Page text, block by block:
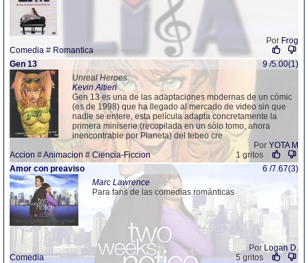
Por Frog
Comedia # Romantica
Gen 13
9 /5.00(1)
Unreal Heroes
Kevin Altieri
Gen 13 es una de las adaptaciones modernas de un cómic
(es de 1998) que ha llegado al mercado de video sin que
nadie se entere, esta película adapta concretamente la
primera miniserie (recopilada en un sólo tomo, ahora
inencontrable por Planeta) del tebeo cre
Por YOTA M
Accion #Animacion # Ciencia-Ficcion
1 gritos
Amor con preaviso
6 /7.67(3)
Marc Lawrence
Para fans de las comedias románticas
PorLogan D.
Comedia
5 gritos